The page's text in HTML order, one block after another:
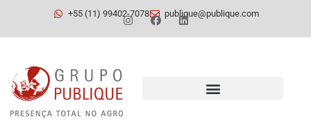
+55 (11) 99402-7078 publique@publique.com